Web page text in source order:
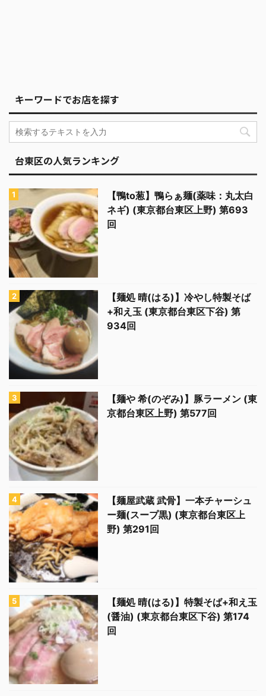
キーワードでお店を探す
台東区の人気ランキング
【鴨to葱】鴨らぁ麺(薬味：丸太白
ネギ) (東京都台東区上野) 第693
回
【麺処 晴(はる)】冷やし特製そば
+和え玉 (東京都台東区下谷) 第
934回
【麺や 希(のぞみ)】豚ラーメン (東
京都台東区上野) 第577回
【麺屋武蔵 武骨】一本チャーシュ
ー麺(スープ黒) (東京都台東区上
野) 第291回
【麺処 晴(はる)】特製そば+和え玉
(醤油) (東京都台東区下谷) 第174
回